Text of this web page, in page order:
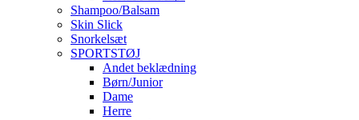
Shampoo/Balsam
Skin Slick
Snorkelsæt
SPORTSTØJ
Andet beklædning
Børn/Junior
Dame
Herre